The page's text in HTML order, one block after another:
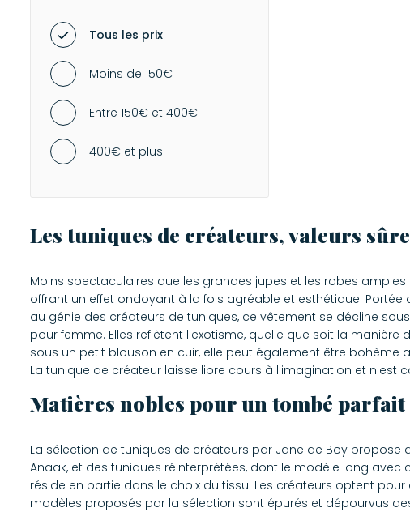
-Maillots deux pièces
-
Maillots une pièce
VÊTEMENTS ENFANT
Tous les prix
Moins de 150€
Entre 150€ et 400€
400€ et plus
Les tuniques de créateurs, valeurs
Moins spectaculaires que les grandes jupes et les robes
offrant un effet ondoyant à la fois agréable et esthétique.
au génie des créateurs de tuniques, ce vêtement se décline
pour femme. Elles reflètent l'exotisme, quelle que soit la
sous un petit blouson en cuir, elle peut également être
La tunique de créateur laisse libre cours à l'imagination et
Matières nobles pour un tombé parfait
La sélection de tuniques de créateurs par Jane de Boy
Anaak, et des tuniques réinterprétées, dont le modèle long
réside en partie dans le choix du tissu. Les créateurs optent
modèles proposés par la sélection sont épurés et dépourvus